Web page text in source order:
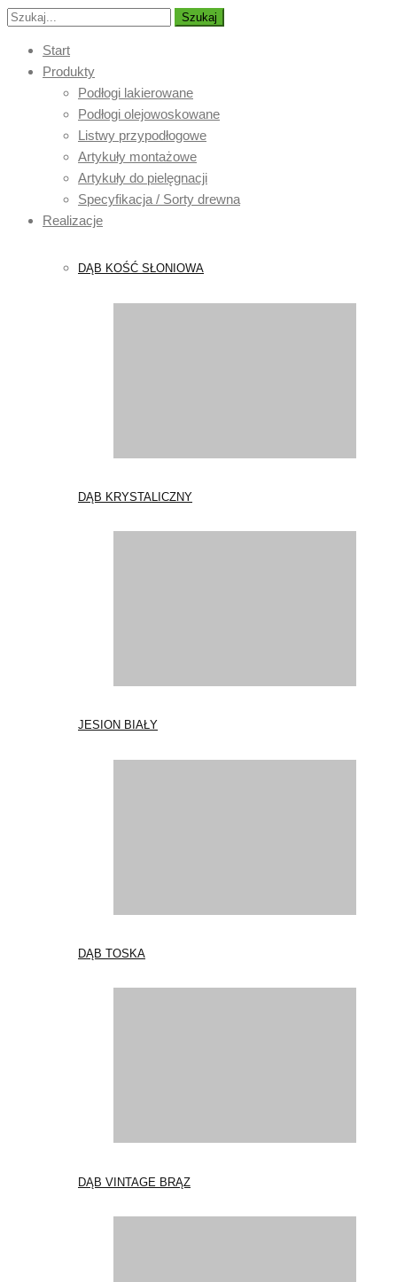
Szukaj
Start
Produkty
Podłogi lakierowane
Podłogi olejowoskowane
Listwy przypodłogowe
Artykuły montażowe
Artykuły do pielęgnacji
Specyfikacja / Sorty drewna
Realizacje
DĄB KOŚĆ SŁONIOWA
DĄB KRYSTALICZNY
JESION BIAŁY
DĄB TOSKA
DĄB VINTAGE BRĄZ